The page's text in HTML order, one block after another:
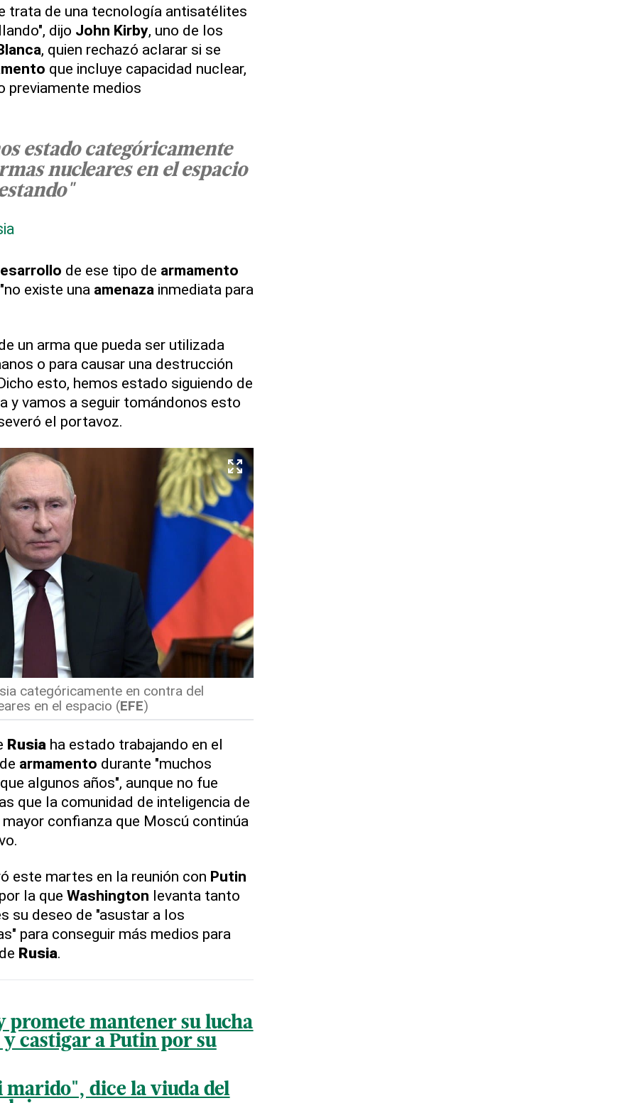
trata de una tecnología antisatélites
dijo John Kirby, uno de los
, quien rechazó aclarar si se
que incluye capacidad nuclear,
previamente medios
estado categóricamente
nucleares en el espacio
de ese tipo de armamento
existe una amenaza inmediata para
un arma que pueda ser utilizada
o para causar una destrucción
esto, hemos estado siguiendo de
y vamos a seguir tomándonos esto
el portavoz.
categóricamente en contra del
en el espacio (EFE)
Rusia ha estado trabajando en el
armamento durante "muchos
algunos años", aunque no fue
que la comunidad de inteligencia de
confianza que Moscú continúa
este martes en la reunión con Putin
la que Washington levanta tanto
su deseo de "asustar a los
para conseguir más medios para
Rusia.
promete mantener su lucha
castigar a Putin por su
marido", dice la viuda del